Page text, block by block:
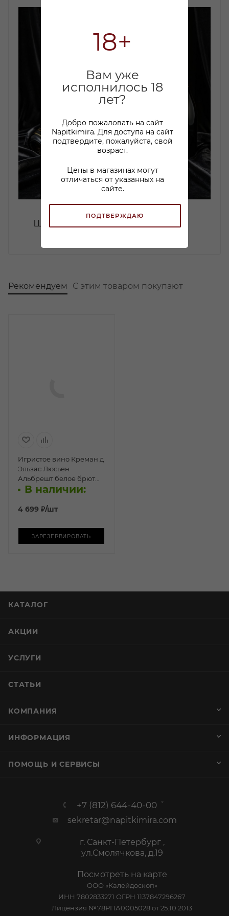
18+
Вам уже
исполнилось 18
лет?
Добро пожаловать на сайт
Napitkimira. Для доступа на сайт
подтвердите, пожалуйста, свой
возраст.
Цены в магазинах могут
отличаться от указанных на
сайте.
ПОДТВЕРЖДАЮ
Шарман, Креман!
Рекомендуем С этим товаром покупают
Игристое вино Креман д
Эльзас Люсьен
Альбрешт белое брют
1,5л п/у
В наличии:
4 699 ₽/шт
ЗАРЕЗЕРВИРОВАТЬ
КАТАЛОГ
АКЦИИ
УСЛУГИ
СТАТЬИ
КОМПАНИЯ
ИНФОРМАЦИЯ
ПОМОЩЬ И СЕРВИСЫ
+7 (812) 644-40-00
sekretar@napitkimira.com
г. Санкт-Петербург ,
ул.Смолячкова, д.19
Посмотреть на карте
ООО «Калейдоскоп»
ИНН 7802833271 ОГРН 1137847296267
Лицензия №78РПА0005028 от 25.10.2013